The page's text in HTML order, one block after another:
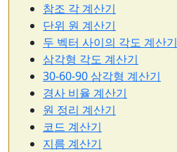
참조 각 계산기
단위 원 계산기
두 벡터 사이의 각도 계산기
삼각형 각도 계산기
30-60-90 삼각형 계산기
경사 비율 계산기
원 정리 계산기
코드 계산기
지름 계산기